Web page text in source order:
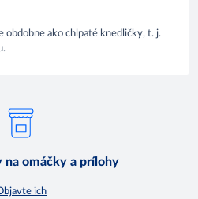
obdobne ako chlpaté knedličky, t. j.
na omáčky a prílohy
ich